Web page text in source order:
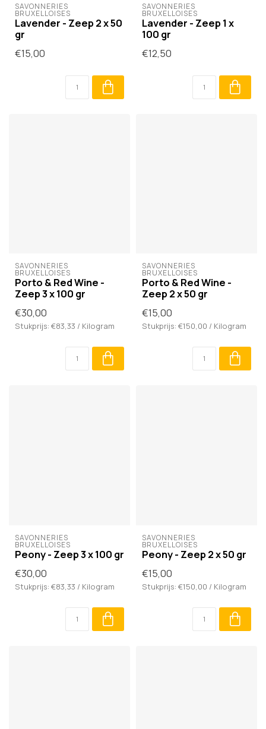
SAVONNERIES
BRUXELLOISES
Lavender - Zeep 2 x 50
gr
€15,00
SAVONNERIES
BRUXELLOISES
Lavender - Zeep 1 x
100 gr
€12,50
SAVONNERIES
BRUXELLOISES
Porto & Red Wine -
Zeep 3 x 100 gr
€30,00
Stukprijs: €83,33 / Kilogram
SAVONNERIES
BRUXELLOISES
Porto & Red Wine -
Zeep 2 x 50 gr
€15,00
Stukprijs: €150,00 / Kilogram
SAVONNERIES
BRUXELLOISES
Peony - Zeep 3 x 100 gr
€30,00
Stukprijs: €83,33 / Kilogram
SAVONNERIES
BRUXELLOISES
Peony - Zeep 2 x 50 gr
€15,00
Stukprijs: €150,00 / Kilogram